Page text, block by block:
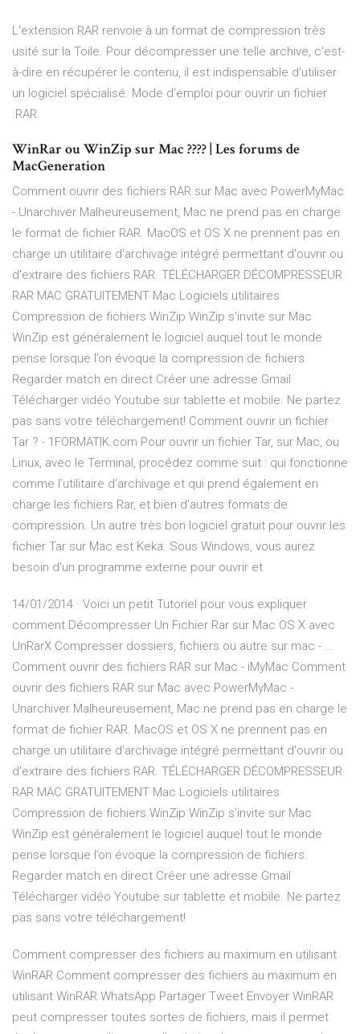
L'extension RAR renvoie à un format de compression très
usité sur la Toile. Pour décompresser une telle archive, c'est-
à-dire en récupérer le contenu, il est indispensable d'utiliser
un logiciel spécialisé. Mode d'emploi pour ouvrir un fichier
.RAR.
WinRar ou WinZip sur Mac ???? | Les forums de
MacGeneration
Comment ouvrir des fichiers RAR sur Mac avec PowerMyMac
- Unarchiver Malheureusement, Mac ne prend pas en charge
le format de fichier RAR. MacOS et OS X ne prennent pas en
charge un utilitaire d'archivage intégré permettant d'ouvrir ou
d'extraire des fichiers RAR. TÉLÉCHARGER DÉCOMPRESSEUR
RAR MAC GRATUITEMENT Mac Logiciels utilitaires
Compression de fichiers WinZip WinZip s’invite sur Mac
WinZip est généralement le logiciel auquel tout le monde
pense lorsque l’on évoque la compression de fichiers.
Regarder match en direct Créer une adresse Gmail
Télécharger vidéo Youtube sur tablette et mobile. Ne partez
pas sans votre téléchargement! Comment ouvrir un fichier
Tar ? - 1FORMATIK.com Pour ouvrir un fichier Tar, sur Mac, ou
Linux, avec le Terminal, procédez comme suit : qui fonctionne
comme l’utilitaire d’archivage et qui prend également en
charge les fichiers Rar, et bien d'autres formats de
compression. Un autre très bon logiciel gratuit pour ouvrir les
fichier Tar sur Mac est Keka. Sous Windows, vous aurez
besoin d'un programme externe pour ouvrir et
14/01/2014 · Voici un petit Tutoriel pour vous expliquer
comment Décompresser Un Fichier Rar sur Mac OS X avec
UnRarX Compresser dossiers, fichiers ou autre sur mac - …
Comment ouvrir des fichiers RAR sur Mac - iMyMac Comment
ouvrir des fichiers RAR sur Mac avec PowerMyMac -
Unarchiver Malheureusement, Mac ne prend pas en charge le
format de fichier RAR. MacOS et OS X ne prennent pas en
charge un utilitaire d'archivage intégré permettant d'ouvrir ou
d'extraire des fichiers RAR. TÉLÉCHARGER DÉCOMPRESSEUR
RAR MAC GRATUITEMENT Mac Logiciels utilitaires
Compression de fichiers WinZip WinZip s’invite sur Mac
WinZip est généralement le logiciel auquel tout le monde
pense lorsque l’on évoque la compression de fichiers.
Regarder match en direct Créer une adresse Gmail
Télécharger vidéo Youtube sur tablette et mobile. Ne partez
pas sans votre téléchargement!
Comment compresser des fichiers au maximum en utilisant
WinRAR Comment compresser des fichiers au maximum en
utilisant WinRAR WhatsApp Partager Tweet Envoyer WinRAR
peut compresser toutes sortes de fichiers, mais il permet